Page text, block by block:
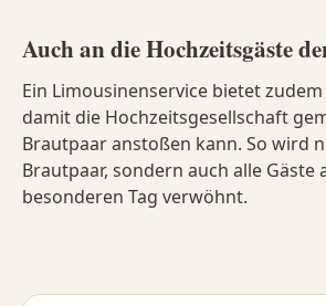
Auch an die Hochzeitsgäste
Ein Limousinenservice bietet
damit die Hochzeitsgesellschaft
Brautpaar anstoßen kann. So wird
Brautpaar, sondern auch alle Gäste
besonderen Tag verwöhnt.